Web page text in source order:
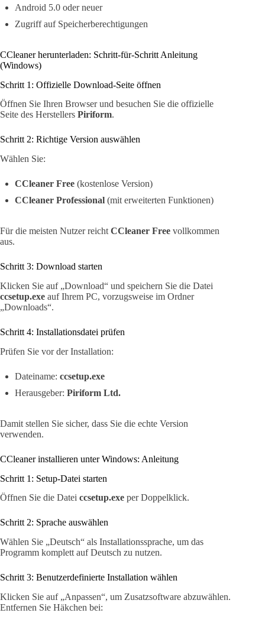
Android 5.0 oder neuer
Zugriff auf Speicherberechtigungen
CCleaner herunterladen: Schritt-für-Schritt Anleitung
(Windows)
Schritt 1: Offizielle Download-Seite öffnen
Öffnen Sie Ihren Browser und besuchen Sie die offizielle
Seite des Herstellers Piriform.
Schritt 2: Richtige Version auswählen
Wählen Sie:
CCleaner Free (kostenlose Version)
CCleaner Professional (mit erweiterten Funktionen)
Für die meisten Nutzer reicht CCleaner Free vollkommen
aus.
Schritt 3: Download starten
Klicken Sie auf „Download“ und speichern Sie die Datei
ccsetup.exe auf Ihrem PC, vorzugsweise im Ordner
„Downloads“.
Schritt 4: Installationsdatei prüfen
Prüfen Sie vor der Installation:
Dateiname: ccsetup.exe
Herausgeber: Piriform Ltd.
Damit stellen Sie sicher, dass Sie die echte Version
verwenden.
CCleaner installieren unter Windows: Anleitung
Schritt 1: Setup-Datei starten
Öffnen Sie die Datei ccsetup.exe per Doppelklick.
Schritt 2: Sprache auswählen
Wählen Sie „Deutsch“ als Installationssprache, um das
Programm komplett auf Deutsch zu nutzen.
Schritt 3: Benutzerdefinierte Installation wählen
Klicken Sie auf „Anpassen“, um Zusatzsoftware abzuwählen.
Entfernen Sie Häkchen bei: